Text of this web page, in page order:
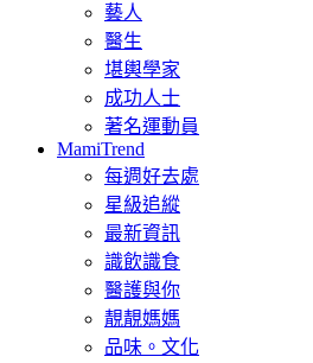
藝人
醫生
堪輿學家
成功人士
著名運動員
MamiTrend
每週好去處
星級追縱
最新資訊
識飲識食
醫護與你
靚靚媽媽
品味。文化